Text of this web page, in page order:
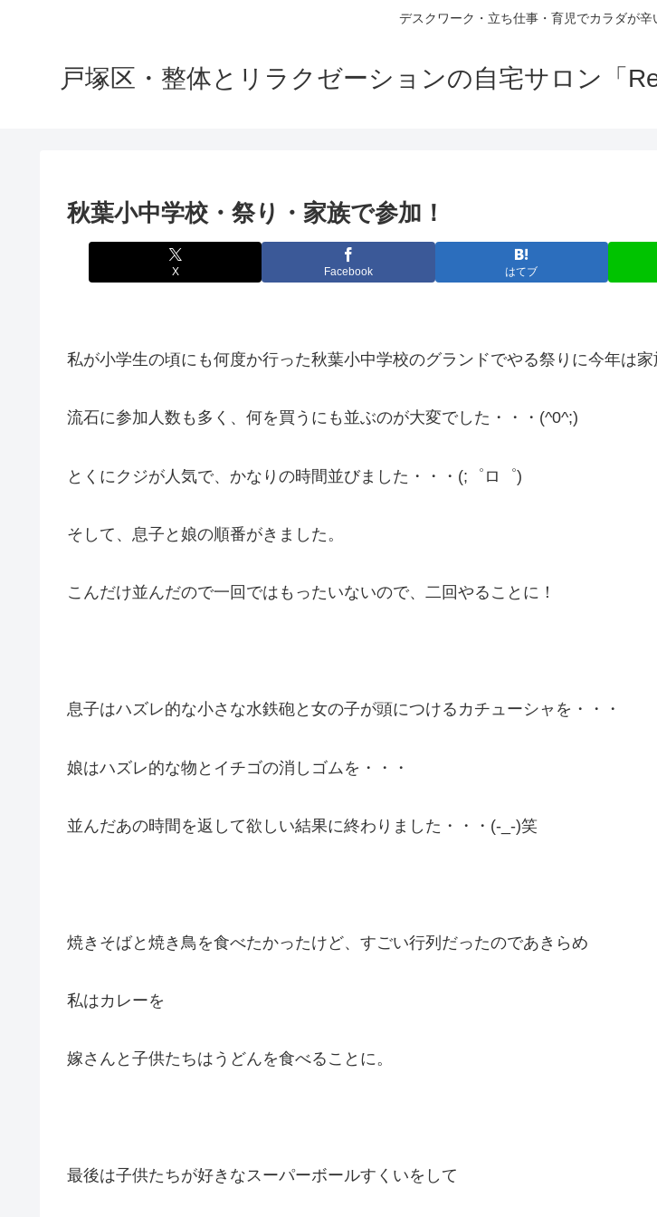
デスクワーク・立ち仕事・育児でカラダが辛
戸塚区・整体とリラクゼーションの自宅サロン「
秋葉小中学校・祭り・家族で参加！
X Facebook はてブ
私が小学生の頃にも何度か行った秋葉小中学校のグランドでやる祭りに今年は家
流石に参加人数も多く、何を買うにも並ぶのが大変でした・・・(^0^;)
とくにクジが人気で、かなりの時間並びました・・・(;゜ロ゜)
そして、息子と娘の順番がきました。
こんだけ並んだので一回ではもったいないので、二回やることに！
息子はハズレ的な小さな水鉄砲と女の子が頭につけるカチューシャを・・・
娘はハズレ的な物とイチゴの消しゴムを・・・
並んだあの時間を返して欲しい結果に終わりました・・・(-_-)笑
焼きそばと焼き鳥を食べたかったけど、すごい行列だったのであきらめ
私はカレーを
嫁さんと子供たちはうどんを食べることに。
最後は子供たちが好きなスーパーボールすくいをして